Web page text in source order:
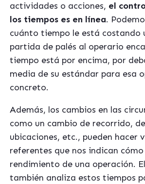
actividades o acciones, el
los tiempos es en línea.
cuánto tiempo le está costando
partida de palés al operario
tiempo está por encima, por
media de su estándar para esa
concreto.
Además, los cambios en las
como un cambio de recorrido,
ubicaciones, etc., pueden hacer
referentes que nos indican
rendimiento de una operación.
también analiza estos tiempos